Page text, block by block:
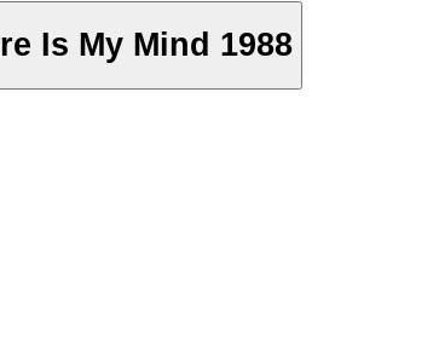
Pixies - Where Is My Mind 1988